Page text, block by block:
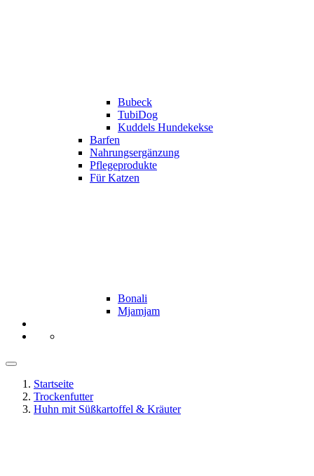
Bubeck
TubiDog
Kuddels Hundekekse
Barfen
Nahrungsergänzung
Pflegeprodukte
Für Katzen
Bonali
Mjamjam
Startseite
Trockenfutter
Huhn mit Süßkartoffel & Kräuter